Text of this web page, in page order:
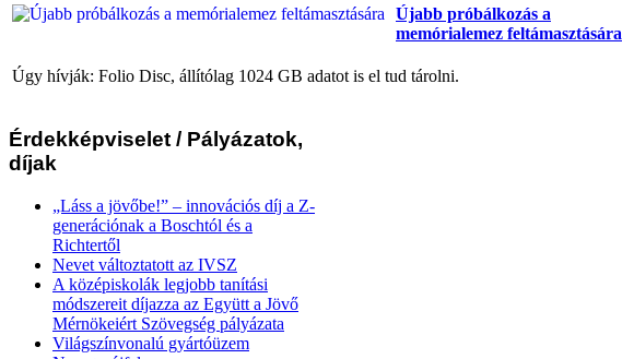
Újabb próbálkozás a
memórialemez feltámasztására
Úgy hívják: Folio Disc, állítólag 1024 GB adatot is el tud tárolni.
Érdekképviselet / Pályázatok,
díjak
„Láss a jövőbe!” – innovációs díj a Z-
generációnak a Boschtól és a
Richtertől
Nevet változtatott az IVSZ
A középiskolák legjobb tanítási
módszereit díjazza az Együtt a Jövő
Mérnökeiért Szövegség pályázata
Világszínvonalú gyártóüzem